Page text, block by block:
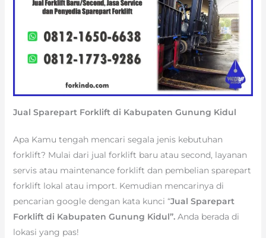
Jual Sparepart Forklift di Kabupaten Gunung Kidul
Apa Kamu tengah mencari segala jenis kebutuhan
forklift? Mulai dari jual forklift baru atau second, layanan
servis atau maintenance forklift dan pembelian sparepart
forklift lokal atau import. Kemudian mencarinya di
pencarian google dengan kata kunci “Jual Sparepart
Forklift di Kabupaten Gunung Kidul”. Anda berada di
lokasi yang pas!